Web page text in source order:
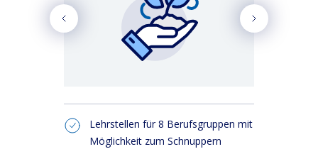
Lehrstellen für 8 Berufsgruppen mit
Möglichkeit zum Schnuppern